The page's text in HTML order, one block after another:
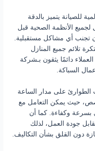
للصيانة يتميز بالدقة
لجميع الأنظمة الصحية قبل
تجنب أي مشاكل مستقبلية.
تلائم جميع المنازل
دائمًا يثقون بـشركة
السباكة.
الطوارئ على مدار الساعة
حيث يمكن التعامل مع
بسرعة وكفاءة. كما أن
جودة العمل، لذلك
دون القلق بشأن التكاليف.